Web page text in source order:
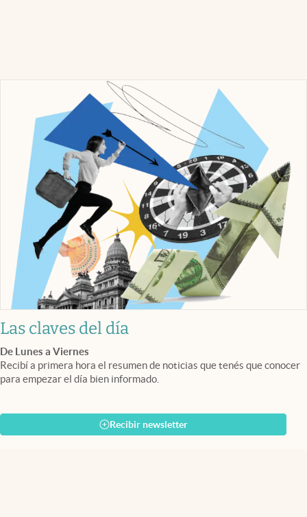
Las claves del día
De Lunes a Viernes
Recibí a primera hora el resumen de noticias que tenés que conocer
para empezar el día bien informado.
Recibir newsletter